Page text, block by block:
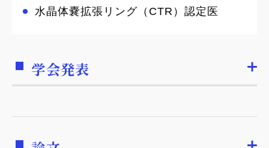
水晶体嚢拡張リング（CTR）認定医
学会発表